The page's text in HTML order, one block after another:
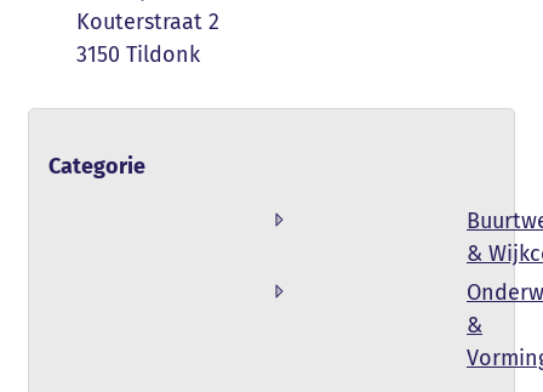
AdresKouterstraat 2
,3150 Tildonk
Categorie
&
&